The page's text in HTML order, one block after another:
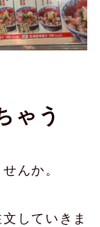
ゃう
んか。
していきま